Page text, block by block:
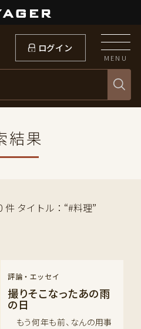
ログイン
MENU
結果
タイトル：“#料理”
評論・エッセイ
撮りそこなったあの雨
の日
もう何年も前、なんの用事